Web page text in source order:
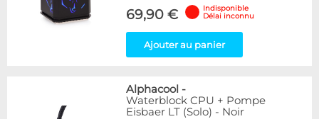
69,90 €
Indisponible
Délai inconnu
Ajouter au panier
Alphacool -
Waterblock CPU + Pompe
Eisbaer LT (Solo) - Noir